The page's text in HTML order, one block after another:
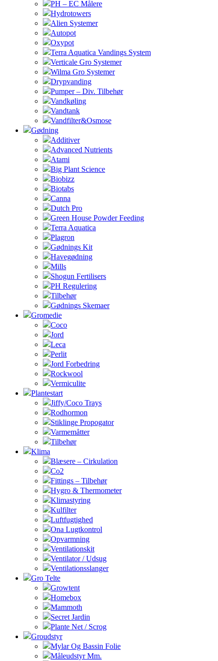
PH – EC Målere
Hydrotowers
Alien Systemer
Autopot
Oxypot
Terra Aquatica Vandings System
Verticale Gro Systemer
Wilma Gro Systemer
Drypvanding
Pumper – Div. Tilbehør
Vandkøling
Vandtank
Vandfilter&Osmose
Gødning
Additiver
Advanced Nutrients
Atami
Big Plant Science
Biobizz
Biotabs
Canna
Dutch Pro
Green House Powder Feeding
Terra Aquatica
Plagron
Gødnings Kit
Havegødning
Mills
Shogun Fertilisers
PH Regulering
Tilbehør
Gødnings Skemaer
Gromedie
Coco
Jord
Leca
Perlit
Jord Forbedring
Rockwool
Vermiculite
Plantestart
Jiffy/Coco Trays
Rodhormon
Stiklinge Propogator
Varmemåtter
Tilbehør
Klima
Blæsere – Cirkulation
Co2
Fittings – Tilbehør
Hygro & Thermometer
Klimastyring
Kulfilter
Luftfugtighed
Ona Lugtkontrol
Opvarmning
Ventilationskit
Ventilator / Udsug
Ventilationsslanger
Gro Telte
Growtent
Homebox
Mammoth
Secret Jardin
Plante Net / Scrog
Groudstyr
Mylar Og Bassin Folie
Måleudstyr Mm.